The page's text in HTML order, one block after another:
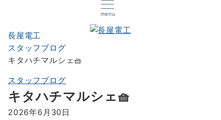
menu
長屋電工
スタッフブログ
キタハチマルシェ🧺
スタッフブログ
キタハチマルシェ🧺
2026年6月30日